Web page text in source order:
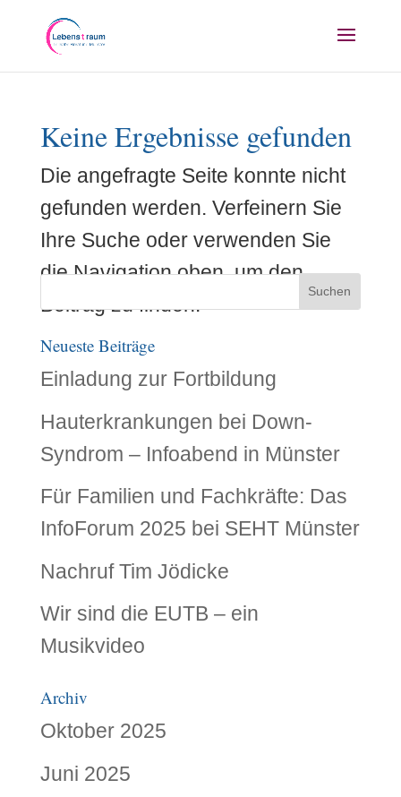
Keine Ergebnisse gefunden
Die angefragte Seite konnte nicht
gefunden werden. Verfeinern Sie
Ihre Suche oder verwenden Sie
die Navigation oben, um den
Beitrag zu finden.
Neueste Beiträge
Einladung zur Fortbildung
Hauterkrankungen bei Down-
Syndrom – Infoabend in Münster
Für Familien und Fachkräfte: Das
InfoForum 2025 bei SEHT Münster
Nachruf Tim Jödicke
Wir sind die EUTB – ein
Musikvideo
Archiv
Oktober 2025
Juni 2025